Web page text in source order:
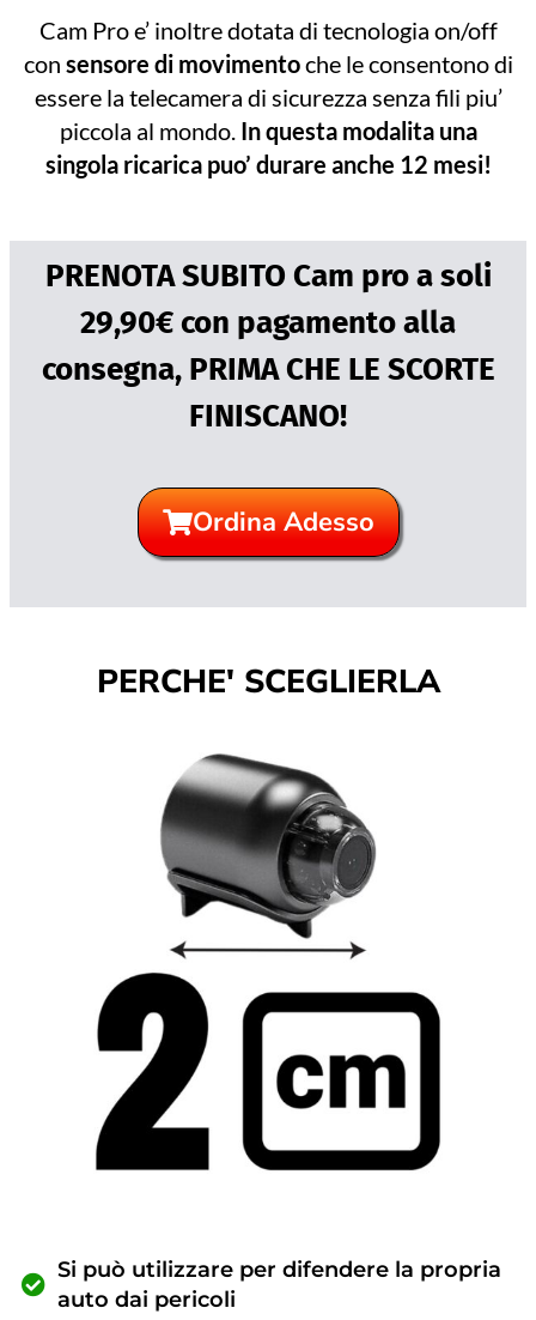
Cam Pro e’ inoltre dotata di tecnologia on/off
con sensore di movimentoche le consentono di
essere la telecamera di sicurezza senza fili piu’
piccola al mondo. In questa modalita una
singola ricarica puo’ durare anche 12 mesi!
PRENOTA SUBITO Cam pro a soli
29,90€ con pagamento alla
consegna, PRIMA CHE LE SCORTE
FINISCANO!
Ordina Adesso
PERCHE' SCEGLIERLA
Si può utilizzare per difendere la propria
auto dai pericoli